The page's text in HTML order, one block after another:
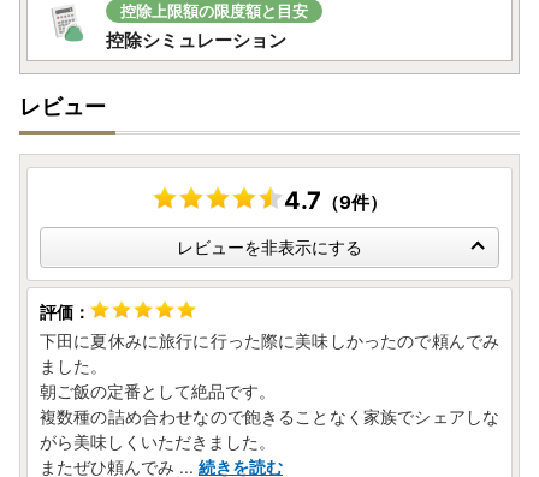
控除上限額の限度額と目安
控除シミュレーション
レビュー
4.7 （9件）
レビューを非表示にする
下田に夏休みに旅行に行った際に美味しかったので頼んでみ
ました。
朝ご飯の定番として絶品です。
複数種の詰め合わせなので飽きることなく家族でシェアしな
がら美味しくいただきました。
またぜひ頼んでみ ... 続きを読む